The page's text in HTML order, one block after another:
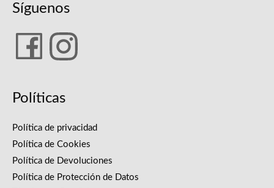
Síguenos
Políticas
Política de privacidad
Política de Cookies
Política de Devoluciones
Política de Protección de Datos